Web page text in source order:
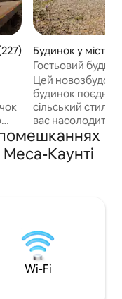
оцінка: 4,97 з 5,
Будинок у місті
Гостьовий
Perfect Day
Цей
будинок поєднує
сільський стилі
вас
свіжому повітрі,
запропонувати
будинок для
річці. Це
для одноденних
а також до
побудований,
Меса-Каунті
Wi-Fi